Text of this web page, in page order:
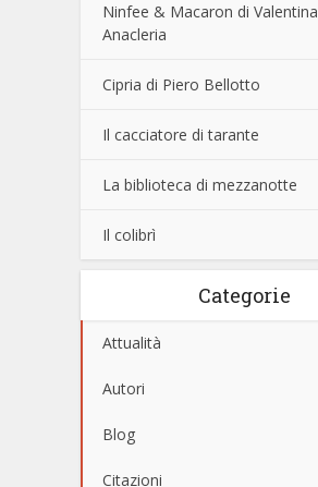
Ninfee & Macaron di Valentina
Anacleria
Cipria di Piero Bellotto
Il cacciatore di tarante
La biblioteca di mezzanotte
Il colibrì
Categorie
Attualità
Autori
Blog
Citazioni